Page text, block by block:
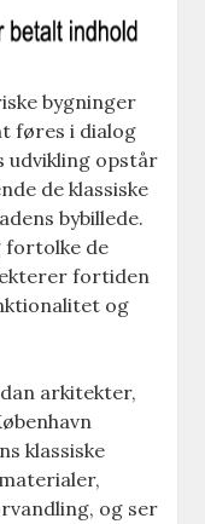
bygninger
føres i dialog
udvikling opstår
de klassiske
bybillede.
fortolke de
fortiden
og
arkitekter,
klassiske
og ser